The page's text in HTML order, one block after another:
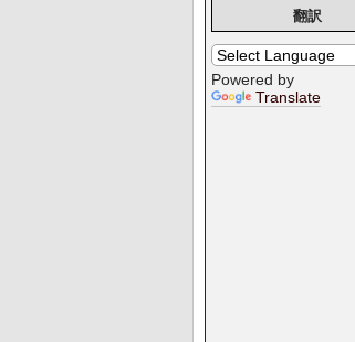
翻訳
Powered by
Translate